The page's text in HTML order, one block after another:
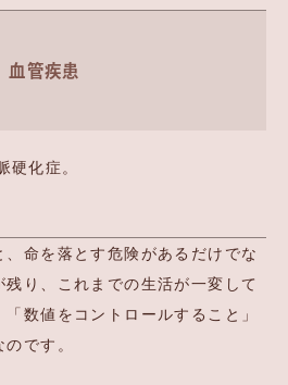
血管疾患
硬化症。
、命を落とす危険があるだけでな
残り、これまでの生活が一変して
数値をコントロールすること」
です。